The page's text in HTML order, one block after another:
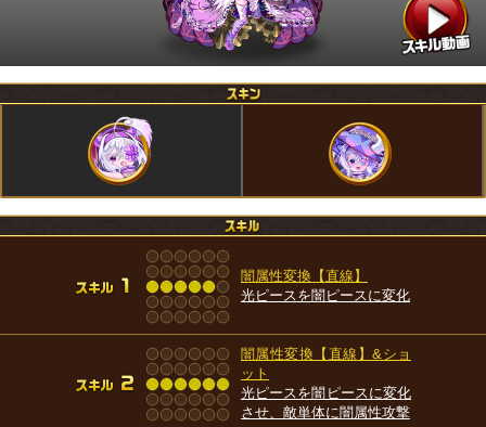
闇属性変換【直線】
光ピースを闇ピースに変化
闇属性変換【直線】&ショ
ット
光ピースを闇ピースに変化
させ、敵単体に闇属性攻撃